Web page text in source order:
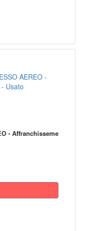
- Affranchisseme